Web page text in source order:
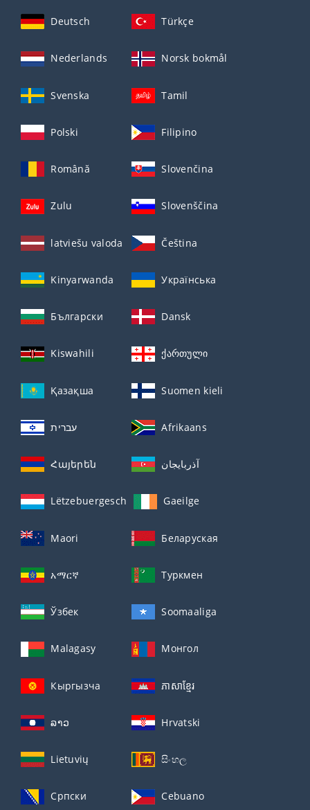
Deutsch Türkçe
Nederlands Norsk bokmål
Svenska Tamil
Polski Filipino
Română Slovenčina
Zulu Slovenščina
latviešu valoda Čeština
Kinyarwanda Українська
Български Dansk
Kiswahili ქართული
Қазақша Suomen kieli
עברית Afrikaans
Հայերեն آذربايجان
Lëtzebuergesch Gaeilge
Maori Беларуская
አማርኛ Туркмен
Ўзбек Soomaaliga
Malagasy Монгол
Кыргызча ភាសាខ្មែរ
ລາວ Hrvatski
Lietuvių සිංහල
Српски Cebuano